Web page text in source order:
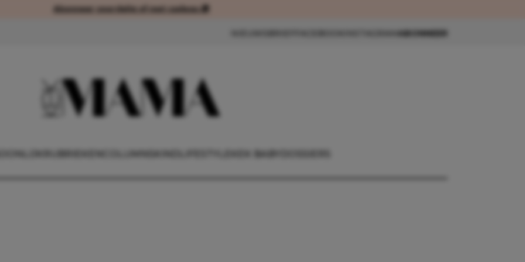
Abonneer voordelig of met cadeau 🎁Abonneer voordelig of met cadeau 🎁
ABONNEER